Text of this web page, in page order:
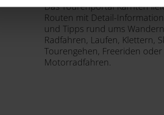
Das Tourenportal Kärnten
Routen mit Detail-
und Tipps rund ums
Radfahren, Laufen, Klettern,
Tourengehen, Freeriden oder
Motorradfahren.